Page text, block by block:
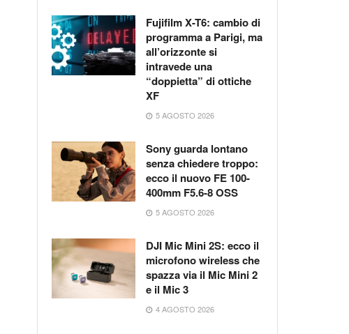
Fujifilm X-T6: cambio di
programma a Parigi, ma
all’orizzonte si
intravede una
“doppietta” di ottiche
XF
5 AGOSTO 2026
Sony guarda lontano
senza chiedere troppo:
ecco il nuovo FE 100-
400mm F5.6-8 OSS
5 AGOSTO 2026
DJI Mic Mini 2S: ecco il
microfono wireless che
spazza via il Mic Mini 2
e il Mic 3
4 AGOSTO 2026